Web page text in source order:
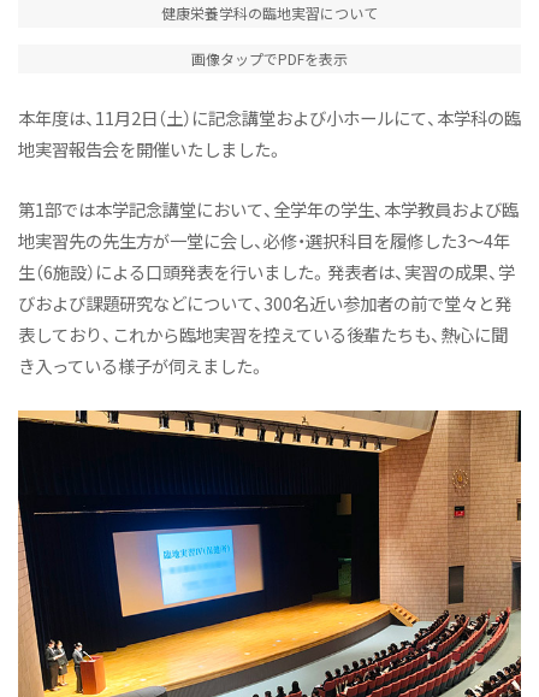
健康栄養学科の臨地実習について
画像タップでPDFを表示
本年度は、11月2日（土）に記念講堂および小ホールにて、本学科の臨
地実習報告会を開催いたしました。
第1部では本学記念講堂において、全学年の学生、本学教員および臨
地実習先の先生方が一堂に会し、必修・選択科目を履修した3〜4年
生（6施設）による口頭発表を行いました。発表者は、実習の成果、学
びおよび課題研究などについて、300名近い参加者の前で堂々と発
表しており、これから臨地実習を控えている後輩たちも、熱心に聞
き入っている様子が伺えました。